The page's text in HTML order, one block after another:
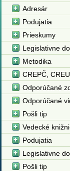
Adresár
Podujatia
Prieskumy
Legislativne
Metodika
CREPČ,
Odporúčané
Odporúčané
Pošli tip
Vedecké
Podujatia
Legislativne
Pošli tip